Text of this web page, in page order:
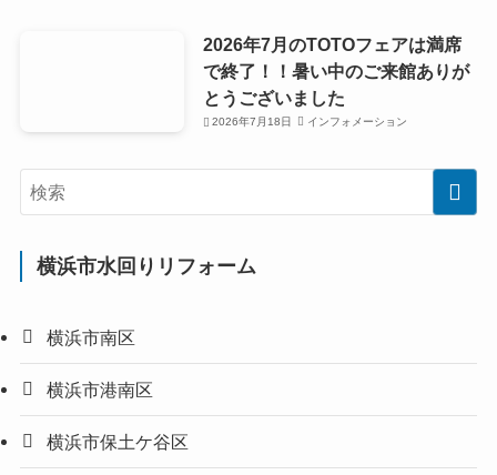
2026年7月のTOTOフェアは満席
で終了！！暑い中のご来館ありが
とうございました
2026年7月18日 インフォメーション
横浜市水回りリフォーム
横浜市南区
横浜市港南区
横浜市保土ケ谷区